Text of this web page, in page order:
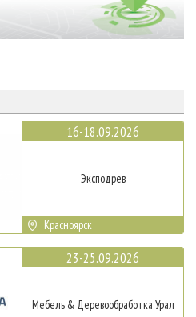
16-18.09.2026
Эксподрев
Красноярск
23-25.09.2026
Мебель & Деревообработка Урал